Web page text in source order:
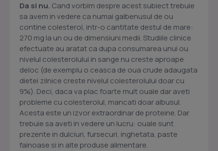
Da si nu. Cand vorbim despre acest subiect trebuie
sa avem in vedere ca numai galbenusul de ou
contine colesterol, intr-o cantitate destul de mare:
270 mg la un ou de dimensiuni medii. Studiile clinice
efectuate au aratat ca dupa consumarea unui ou
nivelul colesterolului in sange nu creste aproape
deloc (de exemplu o ceasca de oua crude adaugata
dietei zilnice creste nivelul colesterolului doar cu
9%). Deci, daca va plac foarte mult ouale dar aveti
probleme cu colesterolul, mancati doar albusul.
Acesta este un izvor extraordinar de proteine. Dar
trebuie sa aveti in vedere un lucru: ouale sunt
prezente in dulciuri, fursecuri, inghetata, paste
fainoase si in alte produse alimentare.